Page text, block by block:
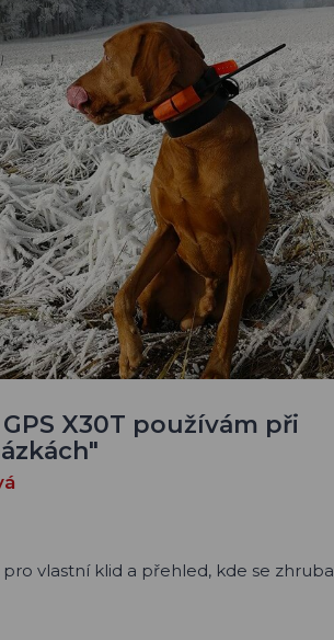
X30T používám při
vlastní klid a přehled, kde se zhruba